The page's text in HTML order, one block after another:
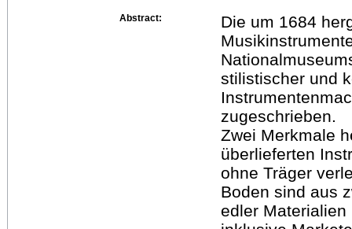
Abstract:
Die um 1684
stilistischer und
zugeschrieben.
Zwei Merkmale
überlieferten
ohne Träger
Boden sind aus
edler